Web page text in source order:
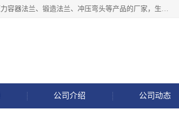
沧州吉轩管道制造有限公司是河北一家专业生产三通、镀锌弯管、弯头、压力容器法兰、锻造法兰、冲压弯头等产品的厂家，生产设备精良，工艺先进，产品规格齐全，售后服务健全。
公司介绍 公司动态